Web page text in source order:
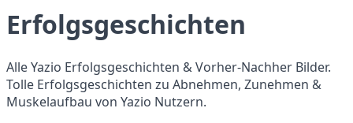
Erfolgsgeschichten
Alle Yazio Erfolgsgeschichten & Vorher-Nachher Bilder.
Tolle Erfolgsgeschichten zu Abnehmen, Zunehmen &
Muskelaufbau von Yazio Nutzern.